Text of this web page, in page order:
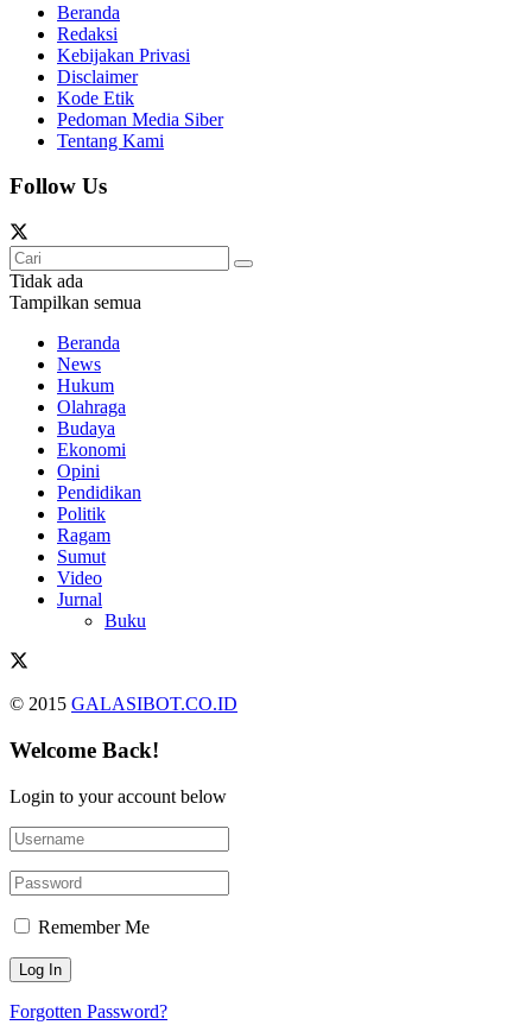
Beranda
Redaksi
Kebijakan Privasi
Disclaimer
Kode Etik
Pedoman Media Siber
Tentang Kami
Follow Us
Tidak ada
Tampilkan semua
Beranda
News
Hukum
Olahraga
Budaya
Ekonomi
Opini
Pendidikan
Politik
Ragam
Sumut
Video
Jurnal
Buku
© 2015 GALASIBOT.CO.ID
Welcome Back!
Login to your account below
Remember Me
Forgotten Password?